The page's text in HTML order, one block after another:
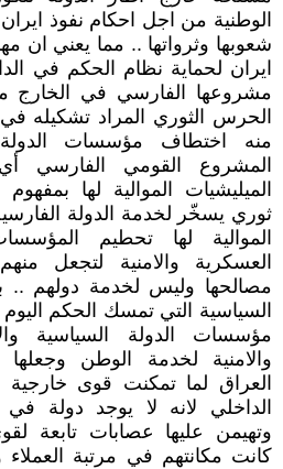
الوطنية من اجل احكام نفوذ
شعوبها وثرواتها .. مما يعني ان
ايران لحماية نظام الحكم في
مشروعها الفارسي في الخارج
الحرس الثوري المراد تشكيله
منه اختطاف مؤسسات الدولة
المشروع القومي
الميليشيات الموالية لها
ثوري يسخّر لخدمة الدولة
الموالية لها تحطيم
العسكرية والامنية لتجعل
مصالحها وليس لخدمة دولهم ..
السياسية التي تمسك الحكم
مؤسسات الدولة السياسية
والامنية لخدمة الوطن
العراق لما تمكنت قوى
الداخلي لانه لا يوجد دولة في
وتهيمن عليها عصابات تابعة
كانت مكانتهم في مرتبة العملاء